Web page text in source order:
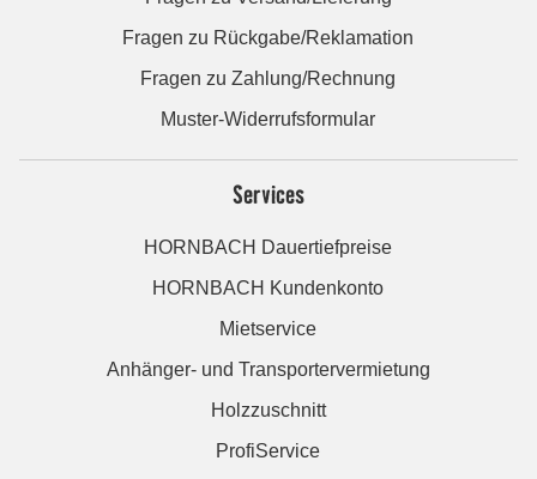
Fragen zu Rückgabe/Reklamation
Fragen zu Zahlung/Rechnung
Muster-Widerrufsformular
Services
HORNBACH Dauertiefpreise
HORNBACH Kundenkonto
Mietservice
Anhänger- und Transportervermietung
Holzzuschnitt
ProfiService